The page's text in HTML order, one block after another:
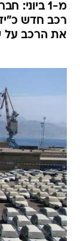
מ-1 ביוני:
רכב חדש
את הרכב על